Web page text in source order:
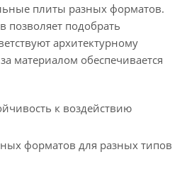
плиты разных форматов.
позволяет подобрать
архитектурному
материалом обеспечивается
к воздействию
форматов для разных типов